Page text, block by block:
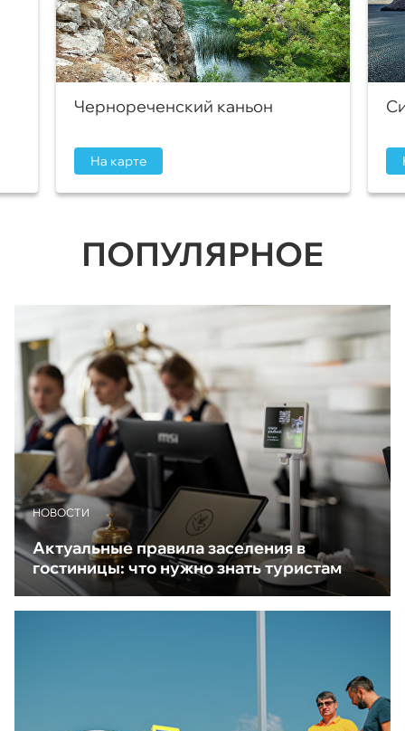
Чернореченский каньон
На карте
ПОПУЛЯРНОЕ
НОВОСТИ
Актуальные правила заселения в
гостиницы: что нужно знать туристам